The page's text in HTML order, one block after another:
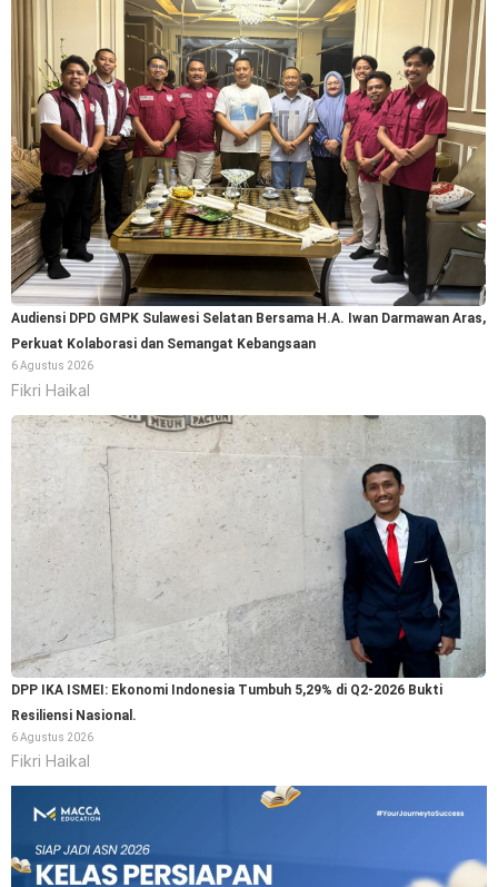
Audiensi DPD GMPK Sulawesi Selatan Bersama H.A. Iwan Darmawan Aras,
Perkuat Kolaborasi dan Semangat Kebangsaan
6 Agustus 2026
Fikri Haikal
DPP IKA ISMEI: Ekonomi Indonesia Tumbuh 5,29% di Q2-2026 Bukti
Resiliensi Nasional.
6 Agustus 2026
Fikri Haikal